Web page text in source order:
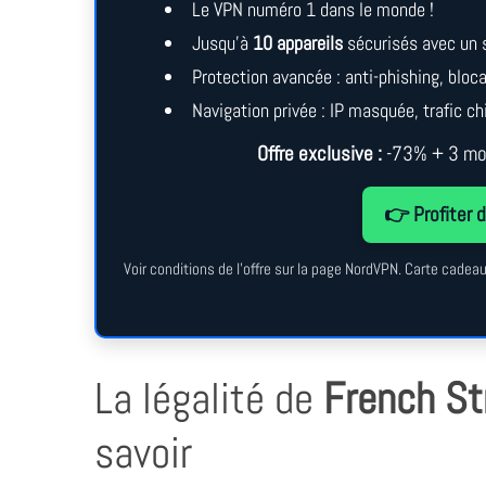
Le VPN numéro 1 dans le monde !
Jusqu’à 10 appareils sécurisés avec un
Protection avancée : anti-phishing,
Navigation privée : IP masquée, trafic
Offre exclusive : -73% + 3
👉 Profiter
Voir conditions de l’offre sur la page NordVPN. Carte
La légalité de French
savoir